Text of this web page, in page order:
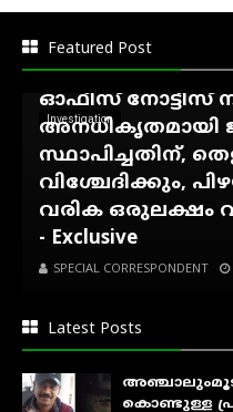
Featured Post
Investigation
അഷ്ടമുടി
നോട്ടീസ്...!,
ഓഫീസ് നോട്ടീസ്
അനധികൃതമായി
സ്ഥാപിച്ചതിന്,
വിശ്ചേദിക്കും,
വരിക ഒരുലക്ഷം
- Exclusive
SPECIAL CORRESPONDENT
Latest Posts
കൊണ്ടുള്ള